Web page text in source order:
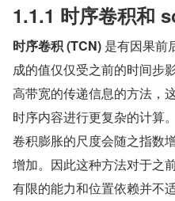
1.1.1 时序卷积和
时序卷积 (TCN) 是有因果前
成的值仅仅受之前的时间步
高带宽的传递信息的方法，
时序内容进行更复杂的计算
卷积膨胀的尺度会随之指数
增加。因此这种方法对于之
有限的能力和位置依赖并不